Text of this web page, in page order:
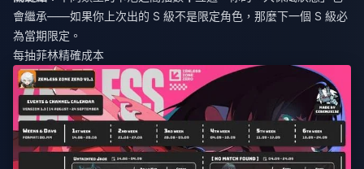
會繼承——如果你上次出的 S 級不是限定角色，那麼下一個 S 級必
為當期限定。
每抽菲林精確成本